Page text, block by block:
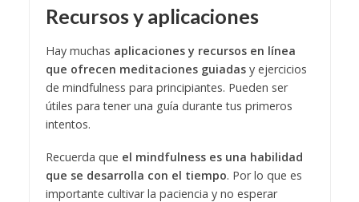
Recursos y aplicaciones
Hay muchas aplicaciones y recursos en línea
que ofrecen meditaciones guiadasy ejercicios
de mindfulness para principiantes. Pueden ser
útiles para tener una guía durante tus primeros
intentos.
Recuerda que el mindfulness es una habilidad
que se desarrolla con el tiempo. Por lo que es
importante cultivar la paciencia y no esperar